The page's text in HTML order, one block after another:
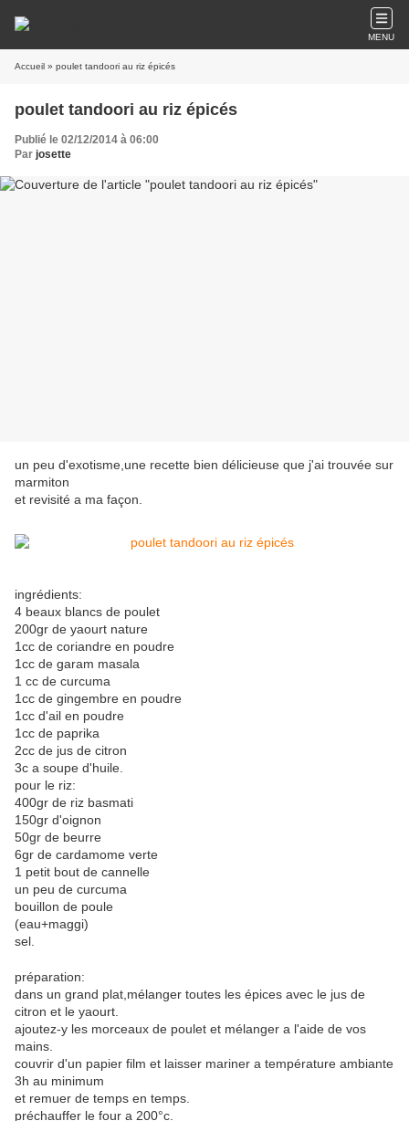
MENU
Accueil » poulet tandoori au riz épicés
poulet tandoori au riz épicés
Publié le 02/12/2014 à 06:00
Par josette
un peu d'exotisme,une recette bien délicieuse que j'ai trouvée sur
marmiton
et revisité a ma façon.
ingrédients:
4 beaux blancs de poulet
200gr de yaourt nature
1cc de coriandre en poudre
1cc de garam masala
1 cc de curcuma
1cc de gingembre en poudre
1cc d'ail en poudre
1cc de paprika
2cc de jus de citron
3c a soupe d'huile.
pour le riz:
400gr de riz basmati
150gr d'oignon
50gr de beurre
6gr de cardamome verte
1 petit bout de cannelle
un peu de curcuma
bouillon de poule
(eau+maggi)
sel.
préparation:
dans un grand plat,mélanger toutes les épices avec le jus de
citron et le yaourt.
ajoutez-y les morceaux de poulet et mélanger a l'aide de vos
mains.
couvrir d'un papier film et laisser mariner a température ambiante
3h au minimum
et remuer de temps en temps.
préchauffer le four a 200°c.